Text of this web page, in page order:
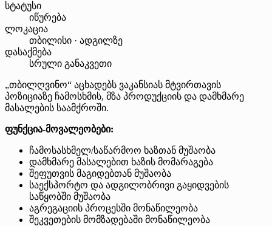
სტატუსი
იწურება
ლოკაცია
თბილისი · ადგილზე
დასაქმება
სრული განაკვეთი
„თბილღვინო“ აცხადებს ვაკანსიას მტვირთავის
პოზიციაზე ჩამოსხმის, მზა პროდუქციის და დამხმარე
მასალების საამქროში.
ფუნქცია-მოვალეობები:
ჩამოსასხმელ/საწარმოო ხაზთან მუშაობა
დამხმარე მასალებით ხაზის მომარაგება
შეფუთვის მაგიდებთან მუშაობა
საექსპორტო და ადგილობრივი გაყიდვების
საწყობში მუშაობა
აგრეგაციის პროცესში მონაწილეობა
შეკვეთების მომზადებაში მონაწილეობა